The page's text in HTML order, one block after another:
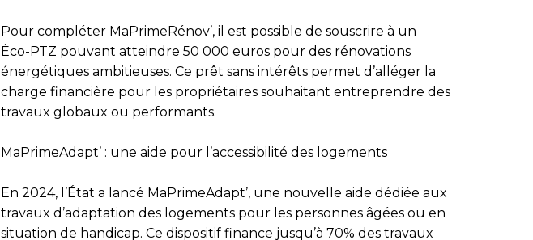
Pour compléter MaPrimeRénov’, il est possible de souscrire à un
Éco-PTZ pouvant atteindre 50 000 euros pour des rénovations
énergétiques ambitieuses. Ce prêt sans intérêts permet d’alléger la
charge financière pour les propriétaires souhaitant entreprendre des
travaux globaux ou performants.
MaPrimeAdapt’ : une aide pour l’accessibilité des logements
En 2024, l’État a lancé MaPrimeAdapt’, une nouvelle aide dédiée aux
travaux d’adaptation des logements pour les personnes âgées ou en
situation de handicap. Ce dispositif finance jusqu’à 70% des travaux